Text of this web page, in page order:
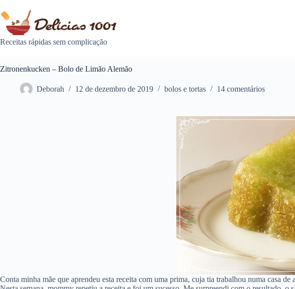
para
conteúdo
Receitas rápidas sem complicação
Zitronenkucken – Bolo de Limão Alemão
Deborah 12 de dezembro de 2019 bolos e tortas 14 comentários
Conta minha mãe que aprendeu esta receita com uma prima, cuja tia trabalhou numa casa de